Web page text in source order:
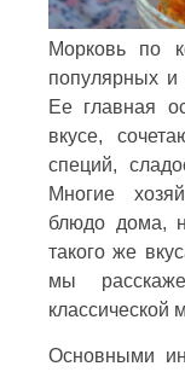
Морковь по
популярных и
Ее главная
вкусе,
специй,
Многие
блюдо дома,
такого же
мы
классической
Основными